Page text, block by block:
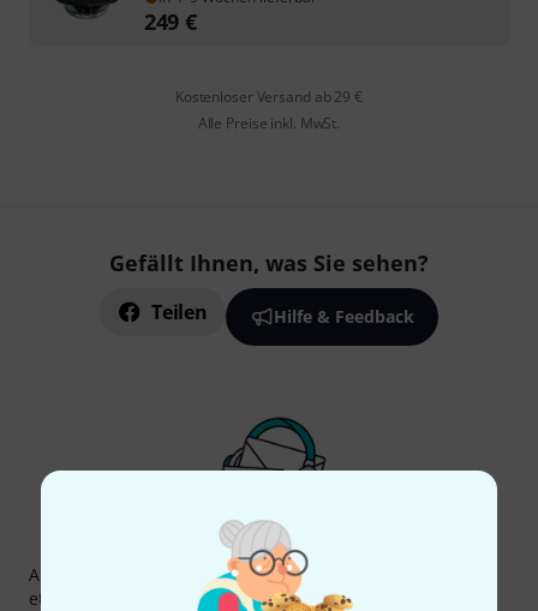
249 €
Kostenloser Versand ab 29 €
Alle Preise inkl. MwSt.
Gefällt Ihnen, was Sie sehen?
Teilen Hilfe & Feedback
Thomann Newsletter
Abonniere den Thomann Newsletter und gewinne mit
etwas Glück einen von 50 Gutscheinenüber jeweils